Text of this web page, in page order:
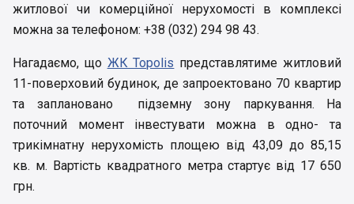
житлової чи комерційної нерухомості в комплексі
можна за телефоном: +38 (032) 294 98 43.
Нагадаємо, що ЖК Topolis представлятиме житловий
11-поверховий будинок, де запроектовано 70 квартир
та заплановано підземну зону паркування. На
поточний момент інвестувати можна в одно- та
трикімнатну нерухомість площею від 43,09 до 85,15
кв. м. Вартість квадратного метра стартує від 17 650
грн.